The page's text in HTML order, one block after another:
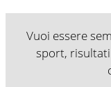
Vuoi essere
sport,